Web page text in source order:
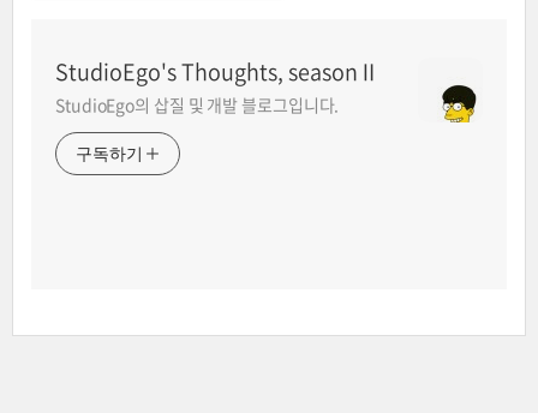
StudioEgo's Thoughts, seasonⅡ
StudioEgo의 삽질 및 개발 블로그입니다.
구독하기